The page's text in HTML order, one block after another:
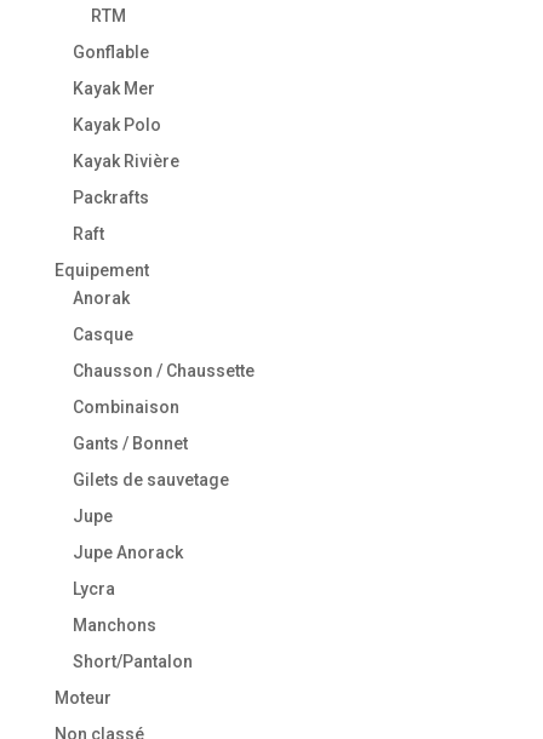
RTM
Gonflable
Kayak Mer
Kayak Polo
Kayak Rivière
Packrafts
Raft
Equipement
Anorak
Casque
Chausson / Chaussette
Combinaison
Gants / Bonnet
Gilets de sauvetage
Jupe
Jupe Anorack
Lycra
Manchons
Short/Pantalon
Moteur
Non classé